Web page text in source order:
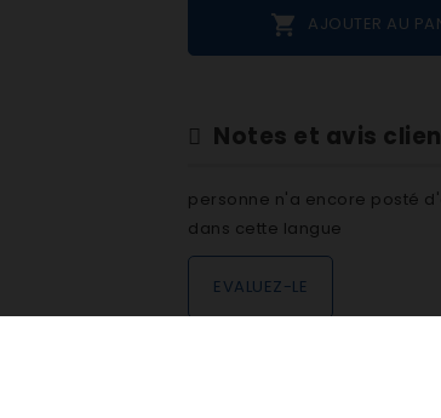
 AJOUTER AU
Notes et avis
personne n'a encore posté
dans cette langue
EVALUEZ-LE